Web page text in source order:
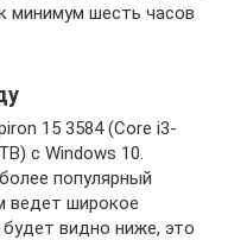
минимум шесть часов
15 3584 (Core i3-
с Windows 10.
популярный
ведет широкое
видно ниже, это